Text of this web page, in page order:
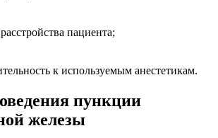
пациента;
к используемым анестетикам.
пункции
железы